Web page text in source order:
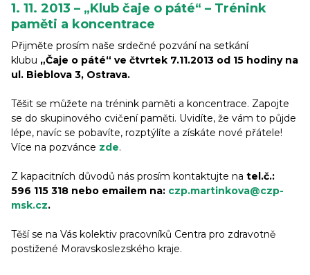
1. 11. 2013 – „Klub čaje o páté“ – Trénink
paměti a koncentrace
Přijměte prosím naše srdečné pozvání na setkání
klubu „Čaje o páté“ ve čtvrtek 7.11.2013 od 15 hodiny na
ul. Bieblova 3, Ostrava.
Těšit se můžete na trénink paměti a koncentrace. Zapojte
se do skupinového cvičení paměti. Uvidíte, že vám to půjde
lépe, navíc se pobavíte, rozptýlíte a získáte nové přátele!
Více na pozvánce zde.
Z kapacitních důvodů nás prosím kontaktujte na tel.č.:
596 115 318 nebo emailem na: czp.martinkova@czp-
msk.cz.
Těší se na Vás kolektiv pracovníků Centra pro zdravotně
postižené Moravskoslezského kraje.